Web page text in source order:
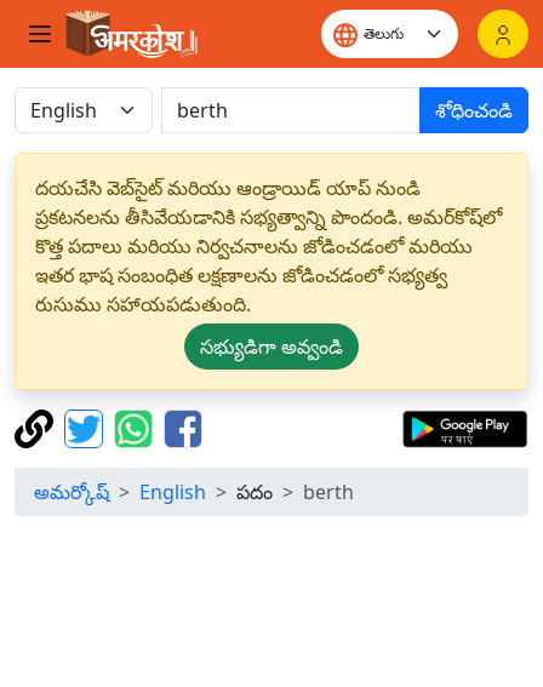
శోధించండి
దయచేసి వెబ్‌సైట్ మరియు ఆండ్రాయిడ్ యాప్ నుండి
ప్రకటనలను తీసివేయడానికి సభ్యత్వాన్ని పొందండి. అమర్‌కోష్‌లో
కొత్త పదాలు మరియు నిర్వచనాలను జోడించడంలో మరియు
ఇతర భాష సంబంధిత లక్షణాలను జోడించడంలో సభ్యత్వ
రుసుము సహాయపడుతుంది.
సభ్యుడిగా అవ్వండి
అమర్కోష్ English పదం berth